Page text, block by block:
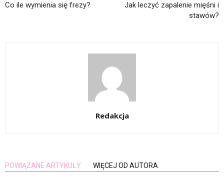
Co ile wymienia się frezy?
Jak leczyć zapalenie mięśni i
stawów?
Redakcja
POWIĄZANE ARTYKUŁY WIĘCEJ OD AUTORA